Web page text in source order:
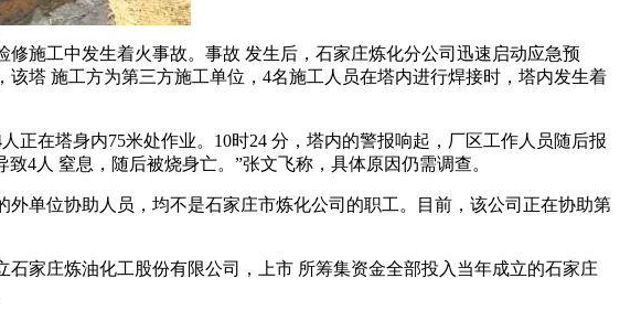
施工中发生着火事故。事故 发生后，石家庄炼化分公司迅速启动应急预
塔 施工方为第三方施工单位，4名施工人员在塔内进行焊接时，塔内发生着
在塔身内75米处作业。10时24 分，塔内的警报响起，厂区工作人员随后报
4人 窒息，随后被烧身亡。”张文飞称，具体原因仍需调查。
单位协助人员，均不是石家庄市炼化公司的职工。目前，该公司正在协助第
家庄炼油化工股份有限公司，上市 所筹集资金全部投入当年成立的石家庄